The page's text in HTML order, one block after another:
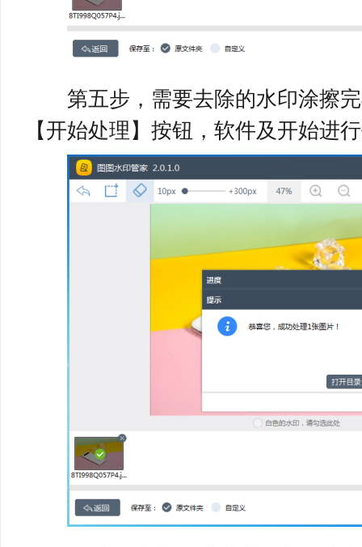
第五步，需要去除的水印涂擦完
【开始处理】按钮，软件及开始进